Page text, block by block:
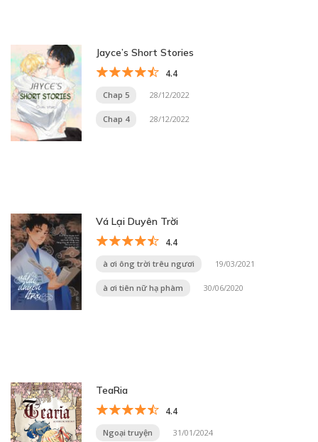
Jayce’s Short Stories
4.4
Chap 5 28/12/2022
Chap 4 28/12/2022
Vá Lại Duyên Trời
4.4
à ơi ông trời trêu ngươi 19/03/2021
à ơi tiên nữ hạ phàm 30/06/2020
TeaRia
4.4
Ngoại truyện 31/01/2024